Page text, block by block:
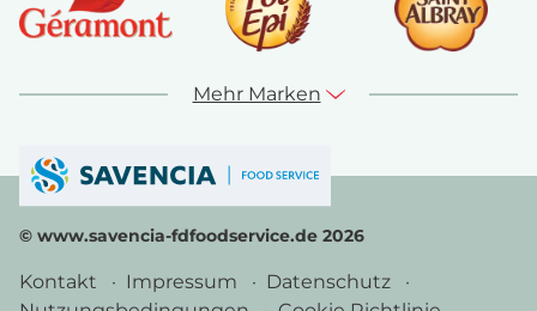
Mehr Marken
© www.savencia-fdfoodservice.de 2026
Kontakt Impressum
Datenschutz